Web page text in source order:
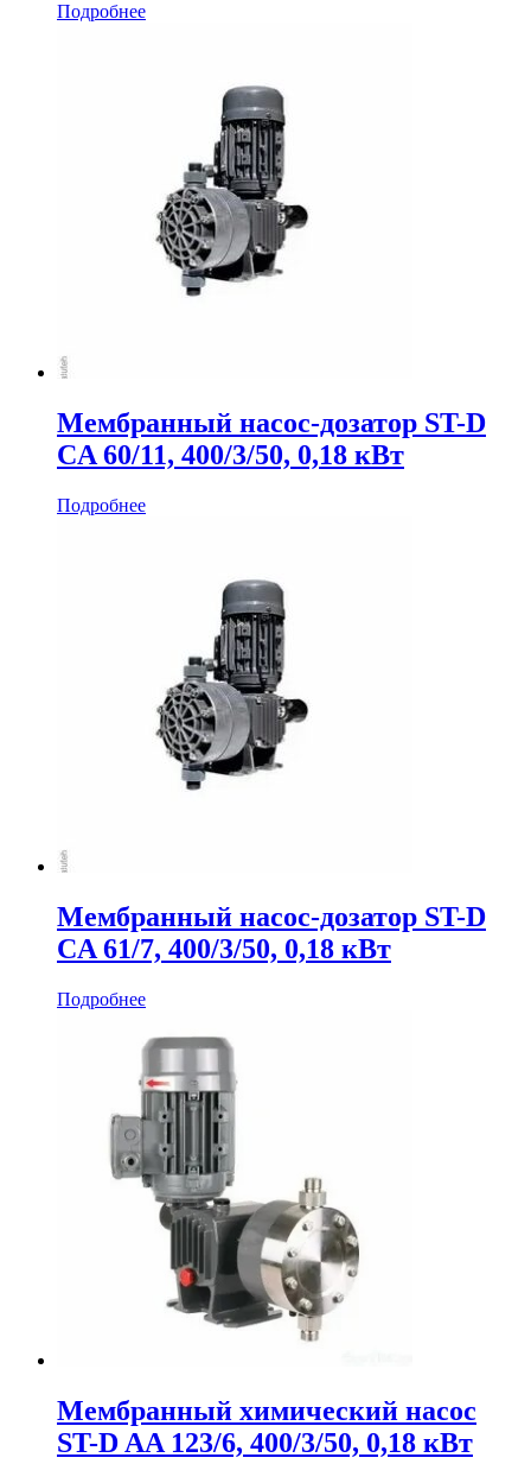
Подробнее
Мембранный насос-дозатор ST-D
CA 60/11, 400/3/50, 0,18 кВт
Подробнее
Мембранный насос-дозатор ST-D
CA 61/7, 400/3/50, 0,18 кВт
Подробнее
Мембранный химический насос
ST-D AA 123/6, 400/3/50, 0,18 кВт